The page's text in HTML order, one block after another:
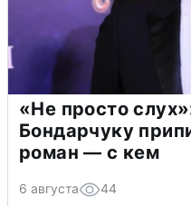
«Не просто
Бондарчуку
роман — с кем
6 августа 44